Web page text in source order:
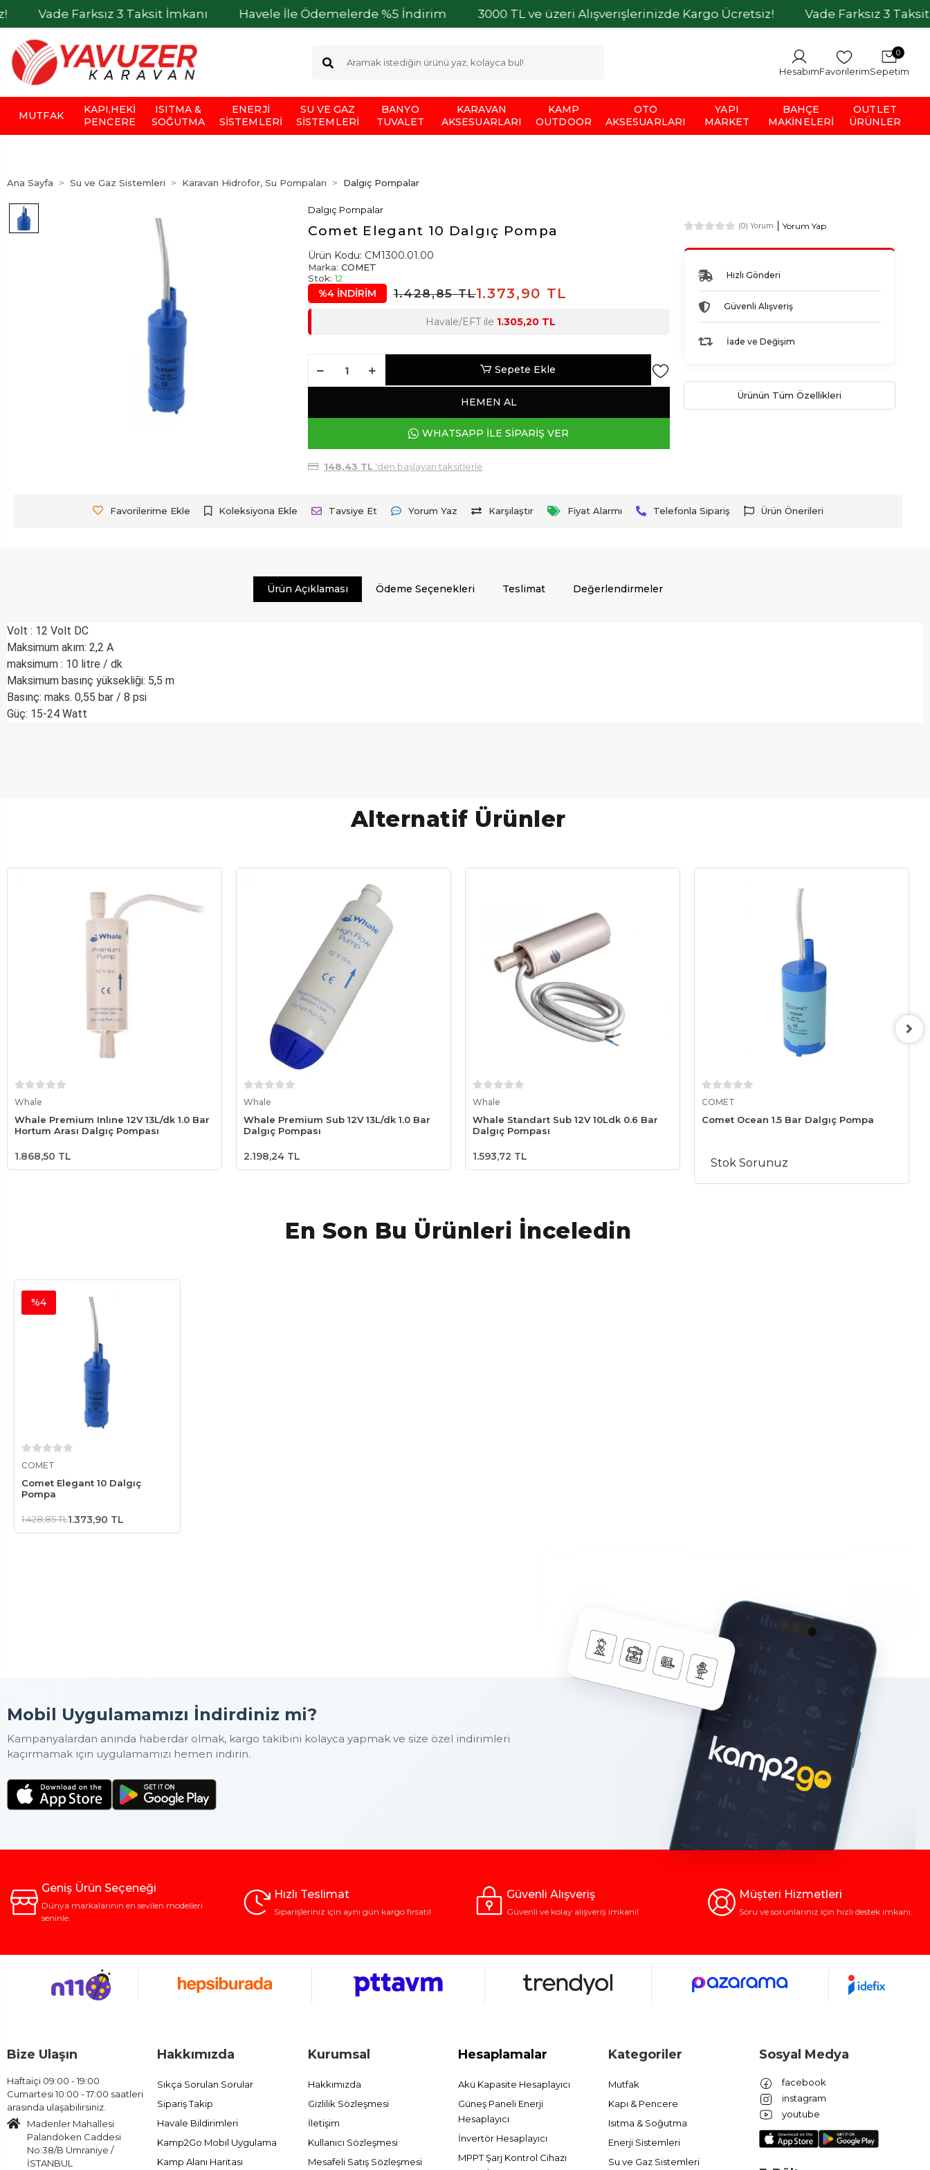
Farksız 3 Taksit İmkanı Havele İle Ödemelerde %5 İndirim 3000 TL ve üzeri Alışverişlerinizde Kargo Ücretsiz! Vade Farksız 3 Taksit İmkanı
HesabımFavorilerim
0
Sepetim
MUTFAK
KAPI,HEKI
PENCERE
ISITMA &
SOĞUTMA
ENERJI
SISTEMLERI
SU VE GAZ
SISTEMLERI
BANYO
TUVALET
KARAVAN
AKSESUARLARI
KAMP
OUTDOOR
OTO
AKSESUARLARI
YAPI
MARKET
BAHÇE
MAKINELERI
OUTLET
ÜRÜNLER
Ana Sayfa Su ve Gaz Sistemleri Karavan Hidrofor, Su Pompaları Dalgıç Pompalar
Dalgıç Pompalar
Comet Elegant 10 Dalgıç Pompa
Ürün Kodu: CM1300.01.00
Marka: COMET
Stok: 12
%4 İNDİRİM 1.428,85 TL1.373,90 TL
Havale/EFT ile 1.305,20 TL
Sepete Ekle
HEMEN AL
WHATSAPP İLE SİPARİŞ VER
148,43 TL'den başlayan taksitlerle
(0) Yorum Yorum Yap
Hızlı Gönderi
Güvenli Alışveriş
İade ve Değişim
Ürünün Tüm Özellikleri
Favorilerime Ekle Koleksiyona Ekle Tavsiye Et Yorum Yaz Karşılaştır Fiyat Alarmı Telefonla Sipariş Ürün Önerileri
Ürün Açıklaması Ödeme Seçenekleri Teslimat Değerlendirmeler
Volt : 12 Volt DC
Maksimum akım: 2,2 A
maksimum : 10 litre / dk
Maksimum basınç yüksekliği: 5,5 m
Basınç: maks. 0,55 bar / 8 psi
Güç: 15-24 Watt
Alternatif Ürünler
Whale
Whale Premium Inlıne 12V 13L/dk 1.0 Bar
Hortum Arası Dalgıç Pompası
1.868,50 TL
Whale
Whale Premium Sub 12V 13L/dk 1.0 Bar
Dalgıç Pompası
2.198,24 TL
Whale
Whale Standart Sub 12V 10Ldk 0.6 Bar
Dalgıç Pompası
1.593,72 TL
COMET
Comet Ocean 1.5 Bar Dalgıç Pompa
Stok Sorunuz
En Son Bu Ürünleri İnceledin
COMET
Comet Elegant 10 Dalgıç
Pompa
%4
1.428,85 TL1.373,90 TL
Mobil Uygulamamızı İndirdiniz mi?
Kampanyalardan anında haberdar olmak, kargo takibini kolayca yapmak ve size özel indirimleri
kaçırmamak için uygulamamızı hemen indirin.
Geniş Ürün Seçeneği
Dünya markalarının en sevilen modelleri
seninle.
Hızlı Teslimat
Siparişleriniz için aynı gün kargo fırsatı!
Güvenli Alışveriş
Güvenli ve kolay alışveriş imkanı!
Müşteri Hizmetleri
Soru ve sorunlarınız için hızlı destek imkanı.
Bize Ulaşın
Haftaiçi 09:00 - 19:00
Cumartesi 10:00 - 17:00 saatleri
arasında ulaşabilirsiniz.
Madenler Mahallesi
Palandöken Caddesi
No:38/B Ümraniye /
İSTANBUL
Hakkımızda
Sıkça Sorulan Sorular
Sipariş Takip
Havale Bildirimleri
Kamp2Go Mobil Uygulama
Kamp Alanı Haritası
Kurumsal
Hakkımızda
Gizlilik Sözleşmesi
İletişim
Kullanıcı Sözleşmesi
Mesafeli Satış Sözleşmesi
Hesaplamalar
Akü Kapasite Hesaplayıcı
Güneş Paneli Enerji
Hesaplayıcı
İnvertör Hesaplayıcı
MPPT Şarj Kontrol Cihazı
Kategoriler
Mutfak
Kapı & Pencere
Isıtma & Soğutma
Enerji Sistemleri
Su ve Gaz Sistemleri
Sosyal Medya
facebook
instagram
youtube